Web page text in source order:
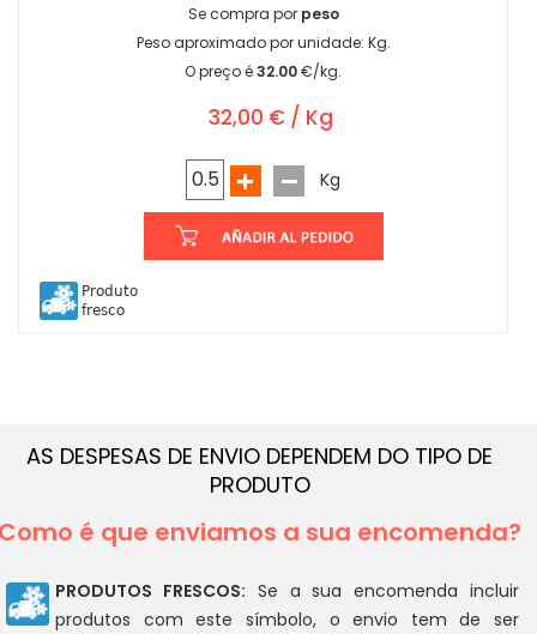
Se compra por peso
Peso aproximado por unidade: Kg.
O preço é32.00€/kg.
32,00 € / Kg
Kg
Produto
fresco
AS DESPESAS DE ENVIO DEPENDEM DO TIPO DE
PRODUTO
é que enviamos a sua encomenda?
PRODUTOS FRESCOS: Se a sua encomenda incluir
produtos com este símbolo, o envio tem de ser